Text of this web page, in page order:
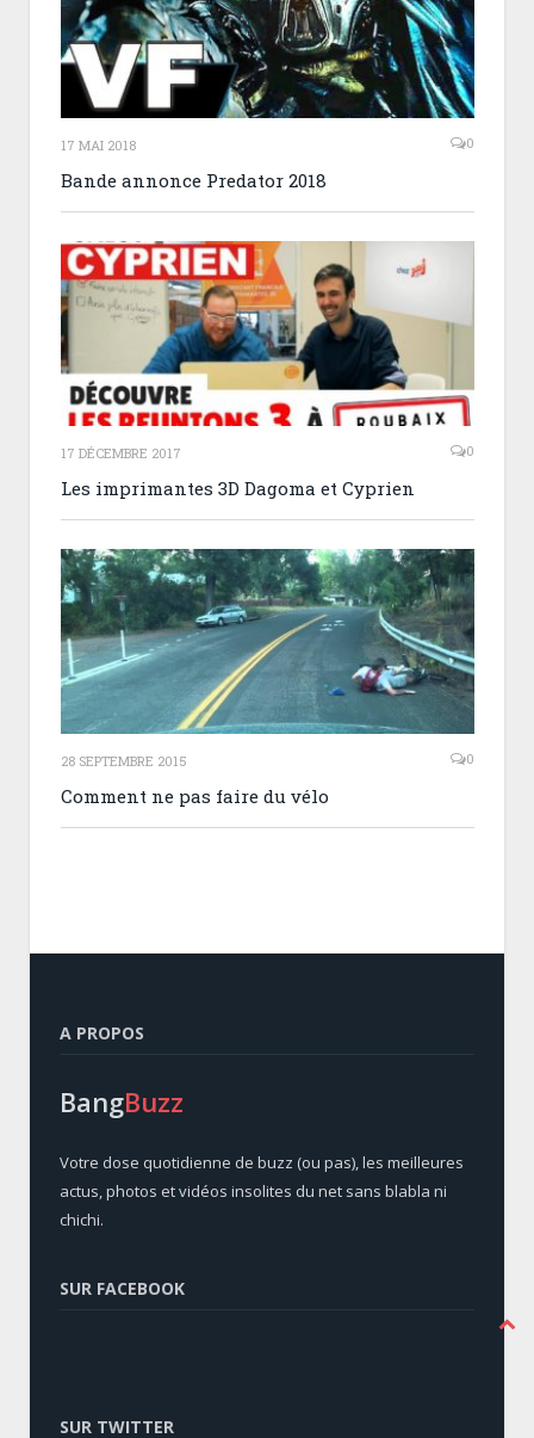
17 MAI 2018 0
Bande annonce Predator 2018
17 DÉCEMBRE 2017 0
Les imprimantes 3D Dagoma et Cyprien
28 SEPTEMBRE 2015 0
Comment ne pas faire du vélo
A PROPOS
BangBuzz
Votre dose quotidienne de buzz (ou pas), les meilleures
actus, photos et vidéos insolites du net sans blabla ni
chichi.
SUR FACEBOOK
SUR TWITTER